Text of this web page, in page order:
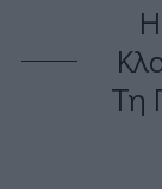
Τη